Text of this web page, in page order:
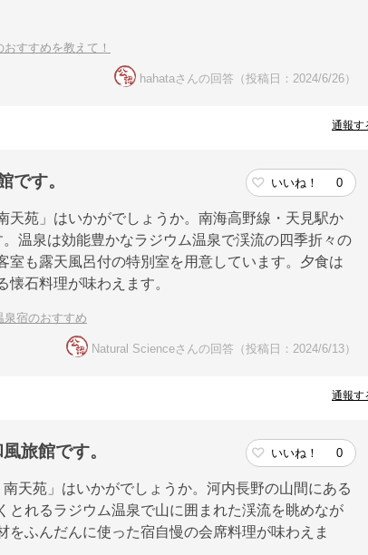
すすめを教えて！
hahataさんの回答（投稿日：2024/6/26）
通報す
です。 いいね！ 0
苑」はいかがでしょうか。南海高野線・天見駅か
温泉は効能豊かなラジウム温泉で渓流の四季折々の
も露天風呂付の特別室を用意しています。夕食は
石料理が味わえます。
泉宿のおすすめ
Natural Scienceさんの回答（投稿日：2024/6/13）
通報す
旅館です。 いいね！ 0
天苑」はいかがでしょうか。河内長野の山間にある
れるラジウム温泉で山に囲まれた渓流を眺めなが
ふんだんに使った宿自慢の会席料理が味わえま